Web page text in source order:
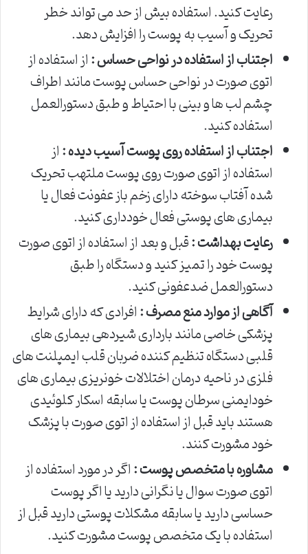
رعایت کنید. استفاده بیش از حد می تواند خطر
تحریک و آسیب به پوست را افزایش دهد.
اجتناب از استفاده در نواحی حساس :از استفاده از
اتوی صورت در نواحی حساس پوست مانند اطراف
چشم لب ها و بینی با احتیاط و طبق دستورالعمل
استفاده کنید.
اجتناب از استفاده روی پوست آسیب دیده :از
استفاده از اتوی صورت روی پوست ملتهب تحریک
شده آفتاب سوخته دارای زخم باز عفونت فعال یا
بیماری های پوستی فعال خودداری کنید.
رعایت بهداشت :قبل و بعد از استفاده از اتوی صورت
پوست خود را تمیز کنید و دستگاه را طبق
دستورالعمل ضدعفونی کنید.
آگاهی از موارد منع مصرف :افرادی که دارای شرایط
پزشکی خاصی مانند بارداری شیردهی بیماری های
قلبی دستگاه تنظیم کننده ضربان قلب ایمپلنت های
فلزی در ناحیه درمان اختلالات خونریزی بیماری های
خودایمنی سرطان پوست یا سابقه اسکار کلوئیدی
هستند باید قبل از استفاده از اتوی صورت با پزشک
خود مشورت کنند.
مشاوره با متخصص پوست :اگر در مورد استفاده از
اتوی صورت سوال یا نگرانی دارید یا اگر پوست
حساسی دارید یا سابقه مشکلات پوستی دارید قبل از
استفاده با یک متخصص پوست مشورت کنید.